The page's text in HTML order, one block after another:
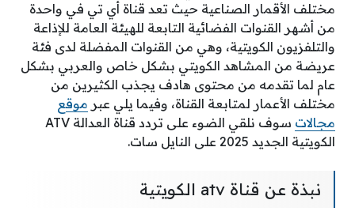
مختلف الأقمار الصناعية حيث تعد قناة أي تي في واحدة
من أشهر القنوات الفضائية التابعة للهيئة العامة للإذاعة
والتلفزيون الكويتية، وهي من القنوات المفضلة لدى فئة
عريضة من المشاهد الكويتي بشكل خاص والعربي بشكل
عام لما تقدمه من محتوى هادف يجذب الكثيرين من
مختلف الأعمار لمتابعة القناة، وفيما يلي عبر موقع
مجالات
سوف نلقي الضوء على تردد قناة العدالة ATV
الكويتية الجديد 2025 على النايل سات.
نبذة عن قناة atv الكويتية